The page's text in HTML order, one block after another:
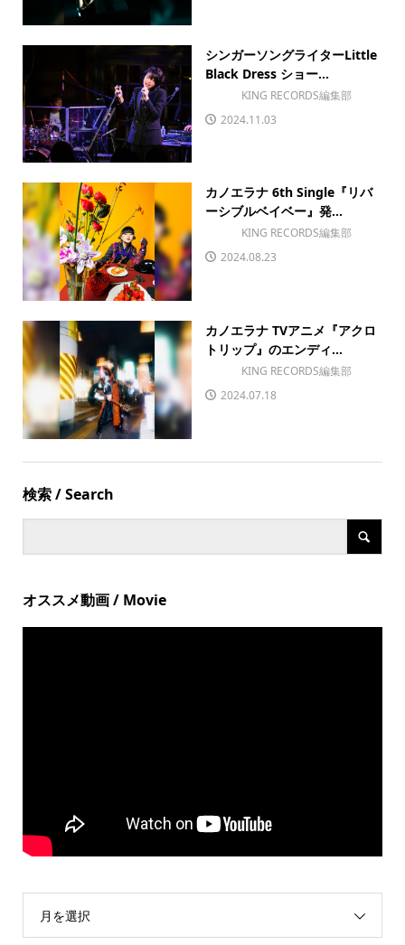
シンガーソングライターLittle
Black Dress ショー...
KING RECORDS編集部
2024.11.03
カノエラナ 6th Single『リバ
ーシブルベイベー』発...
KING RECORDS編集部
2024.08.23
カノエラナ TVアニメ『アクロ
トリップ』のエンディ...
KING RECORDS編集部
2024.07.18
検索 / Search
オススメ動画 / Movie
月を選択